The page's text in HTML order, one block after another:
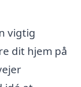
vigtig
dit hjem på